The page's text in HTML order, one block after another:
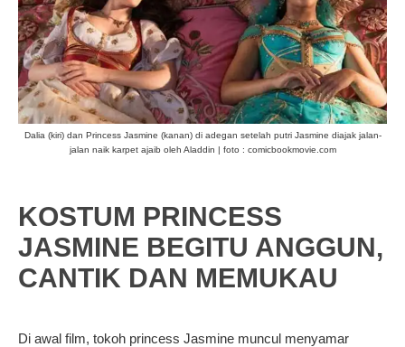
Dalia (kiri) dan Princess Jasmine (kanan) di adegan setelah putri Jasmine diajak jalan-
jalan naik karpet ajaib oleh Aladdin | foto : comicbookmovie.com
KOSTUM PRINCESS
JASMINE BEGITU ANGGUN,
CANTIK DAN MEMUKAU
Di awal film, tokoh princess Jasmine muncul menyamar